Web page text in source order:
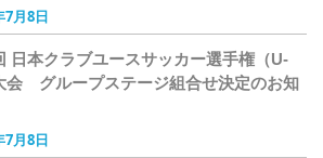
7月8日
日本クラブユースサッカー選手権（U-
会 グループステージ組合せ決定のお知
7月8日